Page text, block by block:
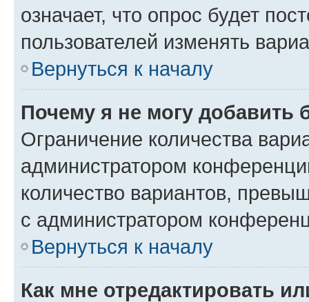
означает, что опрос будет
пользователей изменять
Вернуться к началу
Почему я не могу добавить
Ограничение количества
администратором
количество вариантов,
с администратором
Вернуться к началу
Как мне отредактировать